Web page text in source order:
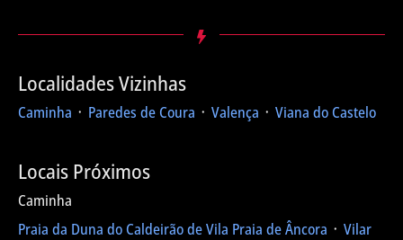
Localidades Vizinhas
Caminha ᛫ Paredes de Coura ᛫ Valença ᛫ Viana do Castelo
Locais Próximos
Caminha
Praia da Duna do Caldeirão de Vila Praia de Âncora ᛫ Vilar